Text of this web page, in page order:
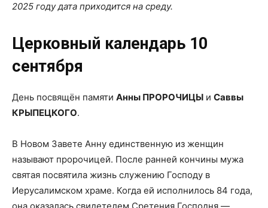
2025 году дата приходится на среду.
Церковный календарь 10
сентября
День посвящён памяти Анны ПРОРОЧИЦЫ и Саввы
КРЫПЕЦКОГО.
В Новом Завете Анну единственную из женщин
называют пророчицей. После ранней кончины мужа
святая посвятила жизнь служению Господу в
Иерусалимском храме. Когда ей исполнилось 84 года,